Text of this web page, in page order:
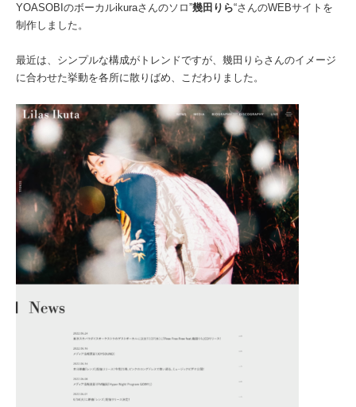
YOASOBIのボーカルikuraさんのソロ”幾田りら“さんのWEBサイトを
制作しました。
最近は、シンプルな構成がトレンドですが、幾田りらさんのイメージ
に合わせた挙動を各所に散りばめ、こだわりました。